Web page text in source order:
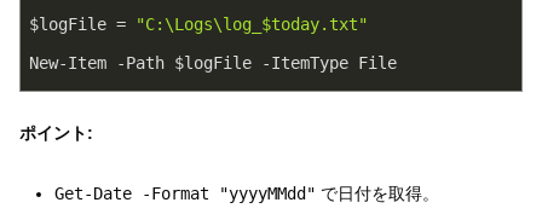
$logFile =
"C:\Logs\log_$today.txt"
New-Item -Path $logFile -ItemType File
ポイント:
Get-Date -Format "yyyyMMdd" で日付を取得。